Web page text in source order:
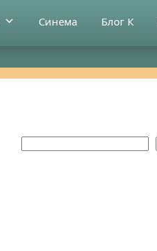
Синема Блог К